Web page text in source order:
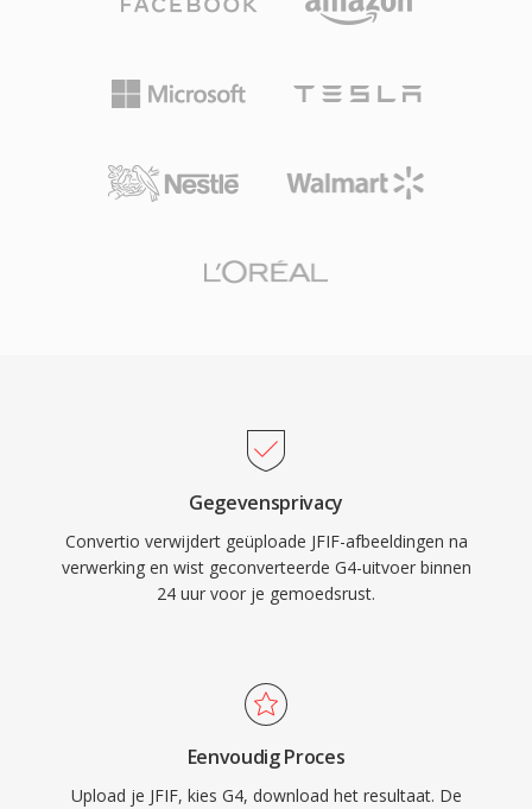
Gegevensprivacy
Convertio verwijdert geüploade JFIF-afbeeldingen na
verwerking en wist geconverteerde G4-uitvoer binnen
24 uur voor je gemoedsrust.
Eenvoudig Proces
Upload je JFIF, kies G4, download het resultaat. De